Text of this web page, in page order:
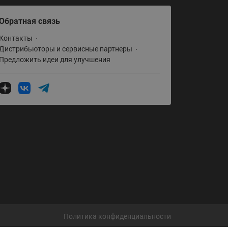
связь
Контакты
Дистрибьюторы и сервисные партнеры
Предложить идеи для улучшения
Политика конфиденциальности